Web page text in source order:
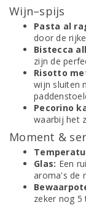
Wijn–spijs
Pasta al
door de
Bistecca
zijn de
Risotto
wijn sluiten
Pecorino
waarbij het
Moment &
Glas: Een
aroma's de
zeker nog 5